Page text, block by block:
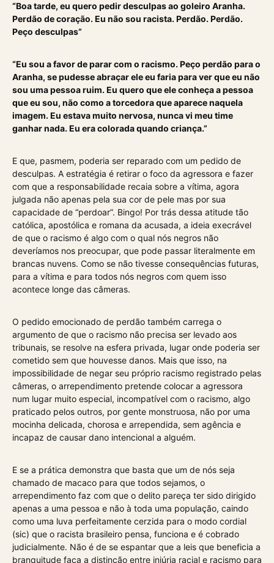
“Boa tarde, eu quero pedir desculpas ao goleiro Aranha.
Perdão de coração. Eu não sou racista. Perdão. Perdão.
Peço desculpas”
“Eu sou a favor de parar com o racismo. Peço perdão para o
Aranha, se pudesse abraçar ele eu faria para ver que eu não
sou uma pessoa ruim. Eu quero que ele conheça a pessoa
que eu sou, não como a torcedora que aparece naquela
imagem. Eu estava muito nervosa, nunca vi meu time
ganhar nada. Eu era colorada quando criança.”
E que, pasmem, poderia ser reparado com um pedido de
desculpas. A estratégia é retirar o foco da agressora e fazer
com que a responsabilidade recaia sobre a vítima, agora
julgada não apenas pela sua cor de pele mas por sua
capacidade de “perdoar”. Bingo! Por trás dessa atitude tão
católica, apostólica e romana da acusada, a ideia execrável
de que o racismo é algo com o qual nós negros não
deveríamos nos preocupar, que pode passar literalmente em
brancas nuvens. Como se não tivesse consequências futuras,
para a vítima e para todos nós negros com quem isso
acontece longe das câmeras.
O pedido emocionado de perdão também carrega o
argumento de que o racismo não precisa ser levado aos
tribunais, se resolve na esfera privada, lugar onde poderia ser
cometido sem que houvesse danos. Mais que isso, na
impossibilidade de negar seu próprio racismo registrado pelas
câmeras, o arrependimento pretende colocar a agressora
num lugar muito especial, incompatível com o racismo, algo
praticado pelos outros, por gente monstruosa, não por uma
mocinha delicada, chorosa e arrependida, sem agência e
incapaz de causar dano intencional a alguém.
E se a prática demonstra que basta que um de nós seja
chamado de macaco para que todos sejamos, o
arrependimento faz com que o delito pareça ter sido dirigido
apenas a uma pessoa e não à toda uma população, caindo
como uma luva perfeitamente cerzida para o modo cordial
(sic) que o racista brasileiro pensa, funciona e é cobrado
judicialmente. Não é de se espantar que a leis que beneficia a
branquitude faça a distinção entre injúria racial e racismo para